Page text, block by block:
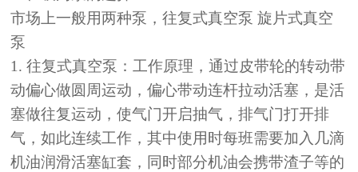
市场上一般用两种泵，往复式真空泵 旋片式真空
泵
1. 往复式真空泵：工作原理，通过皮带轮的转动带
动偏心做圆周运动，偏心带动连杆拉动活塞，是活
塞做往复运动，使气门开启抽气，排气门打开排
气，如此连续工作，其中使用时每班需要加入几滴
机油润滑活塞缸套，同时部分机油会携带渣子等的